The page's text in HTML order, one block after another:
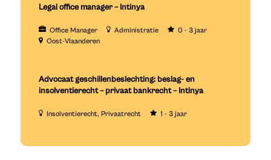
Legal office manager – Intinya
Office Manager Administratie
0 - 3 jaar
Oost-Vlaanderen
Advocaat geschillenbeslechting: beslag- en
insolventierecht – privaat bankrecht – Intinya
Insolventierecht Privaatrecht 1 - 3 jaar